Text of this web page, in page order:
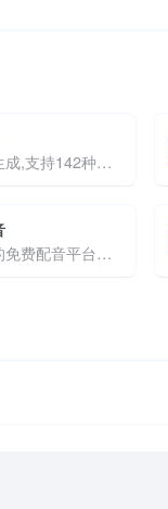
AI语音生成,支持142种语言和口音
AI驱动的免费配音平台，支持200 + 声线及多场景语音合成